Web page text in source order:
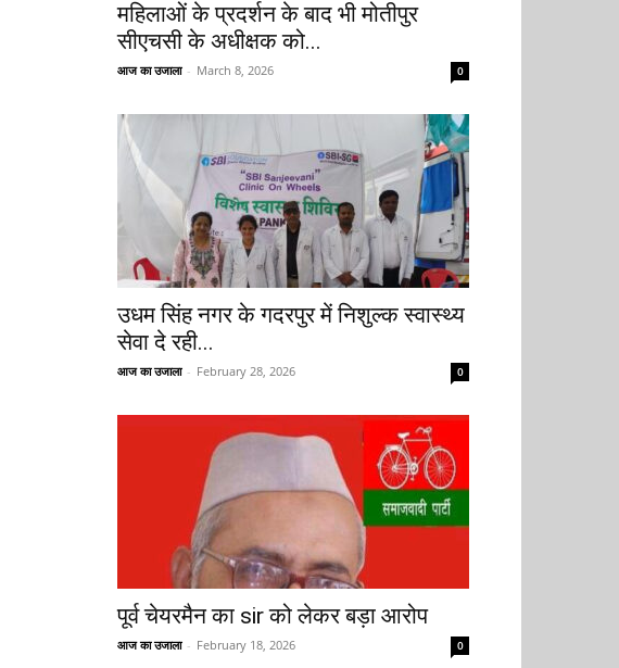
महिलाओं के प्रदर्शन के बाद भी मोतीपुर
सीएचसी के अधीक्षक को...
आज का उजाला - March 8, 2026 0
उधम सिंह नगर के गदरपुर में निशुल्क स्वास्थ्य
सेवा दे रही...
आज का उजाला - February 28, 2026 0
पूर्व चेयरमैन का sir को लेकर बड़ा आरोप
आज का उजाला - February 18, 2026 0